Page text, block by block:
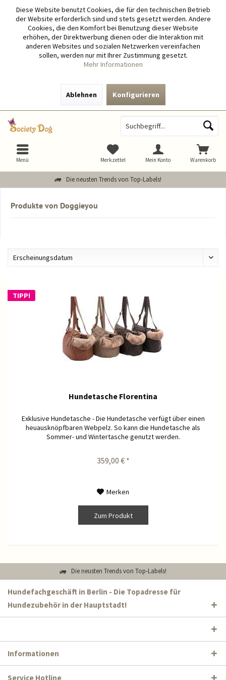
Diese Website benutzt Cookies, die für den technischen Betrieb
der Website erforderlich sind und stets gesetzt werden. Andere
Cookies, die den Komfort bei Benutzung dieser Website
erhöhen, der Direktwerbung dienen oder die Interaktion mit
anderen Websites und sozialen Netzwerken vereinfachen
sollen, werden nur mit Ihrer Zustimmung gesetzt.
Mehr Informationen
Ablehnen Konfigurieren
Die neusten Trends von Top-Labels!
Warenkorb
Merkzettel Mein Konto
Menü
Produkte von Doggieyou
TIPP!
Hundetasche Florentina
Exklusive Hundetasche - Die Hundetasche verfügt über einen
heuausknöpfbaren Webpelz. So kann die Hundetasche als
Sommer- und Wintertasche genutzt werden.
359,00 € *
Merken
Zum Produkt
Die neusten Trends von Top-Labels!
Hundefachgeschäft in Berlin - Die Topadresse für
Hundezubehör in der Hauptstadt!
Informationen
Service Hotline